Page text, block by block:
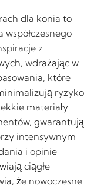
dla konia to
z
wdrażając w
które
ryzyko
materiały
gwarantują
intensywnym
i opinie
ciągłe
że nowoczesne